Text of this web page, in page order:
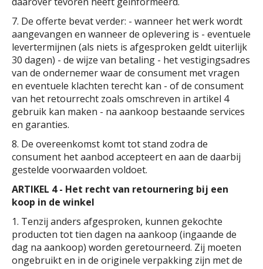
7. De offerte bevat verder: - wanneer het werk wordt
aangevangen en wanneer de oplevering is - eventuele
levertermijnen (als niets is afgesproken geldt uiterlijk
30 dagen) - de wijze van betaling - het vestigingsadres
van de ondernemer waar de consument met vragen
en eventuele klachten terecht kan - of de consument
van het retourrecht zoals omschreven in artikel 4
gebruik kan maken - na aankoop bestaande services
en garanties.
8. De overeenkomst komt tot stand zodra de
consument het aanbod accepteert en aan de daarbij
gestelde voorwaarden voldoet.
ARTIKEL 4 - Het recht van retournering bij een
koop in de winkel
1. Tenzij anders afgesproken, kunnen gekochte
producten tot tien dagen na aankoop (ingaande de
dag na aankoop) worden geretourneerd. Zij moeten
ongebruikt en in de originele verpakking zijn met de